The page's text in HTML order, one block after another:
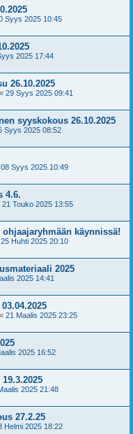
Syys 2025 10:45
2025 17:44
26.10.2025
« 29 Syys 2025 09:41
syyskokous 26.10.2025
Syys 2025 08:52
08 Syys 2025 10:49
4.6.
21 Touko 2025 13:55
käynnissä!
25 Huhti 2025 20:10
2025
2025 14:41
« 21 Maalis 2025 23:25
2025 16:52
2025 21:48
27.2.25
Helmi 2025 18:22